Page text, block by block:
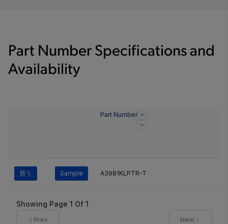
Part Number Specifications and
Availability
Part Number
買う Sample A3981KLPTR-T
Showing Page 1 Of 1
Prev Next